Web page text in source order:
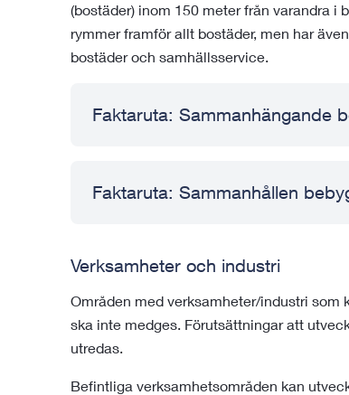
(bostäder) inom 150 meter från varandra i
rymmer framför allt bostäder, men har
bostäder och samhällsservice.
Faktaruta: Sammanhängande
Faktaruta: Sammanhållen
Verksamheter och industri
Områden med verksamheter/industri som
ska inte medges. Förutsättningar att
utredas.
Befintliga verksamhetsområden kan